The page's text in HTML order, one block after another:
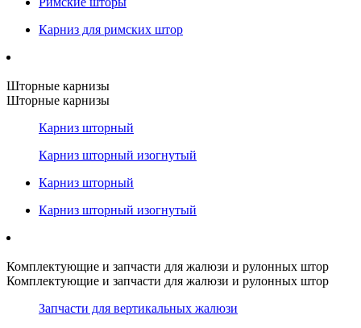
Карниз для римских штор
Шторные карнизы
Шторные карнизы
Карниз шторный
Карниз шторный изогнутый
Карниз шторный
Карниз шторный изогнутый
Комплектующие и запчасти для жалюзи и рулонных штор
Комплектующие и запчасти для жалюзи и рулонных штор
Запчасти для вертикальных жалюзи